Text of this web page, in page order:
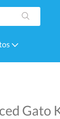
Gato